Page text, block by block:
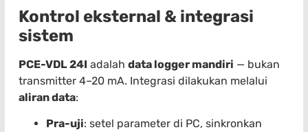
Kontrol eksternal & integrasi
sistem
PCE-VDL 24I adalah data logger mandiri — bukan
transmitter 4–20 mA. Integrasi dilakukan melalui
aliran data:
Pra-uji: setel parameter di PC, sinkronkan